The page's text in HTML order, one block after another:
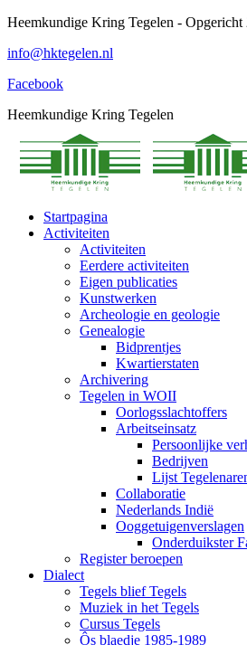
Spring
content
Heemkundige Kring Tegelen - Opgericht
info@hktegelen.nl
Facebook
Heemkundige Kring Tegelen
Startpagina
Activiteiten
Activiteiten
Eerdere activiteiten
Eigen publicaties
Kunstwerken
Archeologie en geologie
Genealogie
Bidprentjes
Kwartierstaten
Archivering
Tegelen in WOII
Oorlogsslachtoffers
Arbeitseinsatz
Persoonlijke
Bedrijven
Lijst
Collaboratie
Nederlands Indië
Ooggetuigenverslagen
Onderduikster
Register beroepen
Dialect
Tegels blief Tegels
Muziek in het Tegels
Cursus Tegels
Ôs blaedje 1985-1989